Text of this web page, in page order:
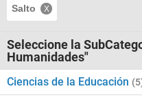
Salto
Seleccione la
Humanidades"
Ciencias de la Educación